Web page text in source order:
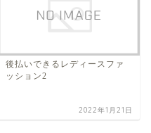
後払いできるレディースファ
ッション2
2022年1月21日